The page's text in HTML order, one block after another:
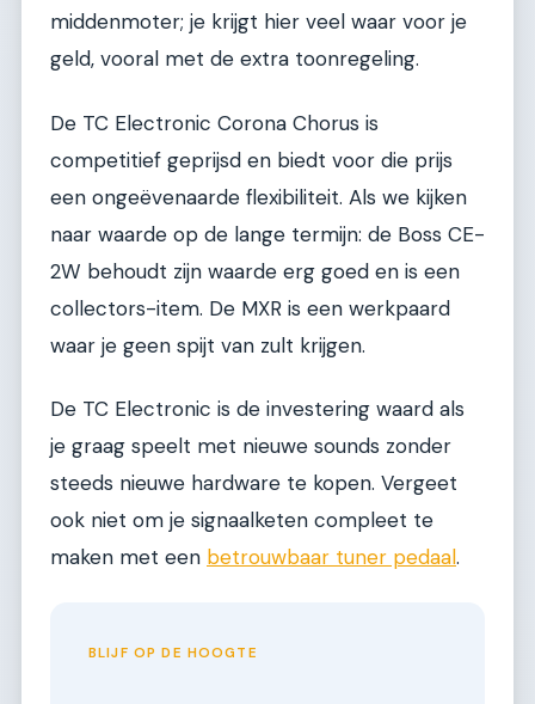
middenmoter; je krijgt hier veel waar voor je
geld, vooral met de extra toonregeling.
De TC Electronic Corona Chorus is
competitief geprijsd en biedt voor die prijs
een ongeëvenaarde flexibiliteit. Als we kijken
naar waarde op de lange termijn: de Boss CE-
2W behoudt zijn waarde erg goed en is een
collectors-item. De MXR is een werkpaard
waar je geen spijt van zult krijgen.
De TC Electronic is de investering waard als
je graag speelt met nieuwe sounds zonder
steeds nieuwe hardware te kopen. Vergeet
ook niet om je signaalketen compleet te
maken met een betrouwbaar tuner pedaal.
BLIJF OP DE HOOGTE